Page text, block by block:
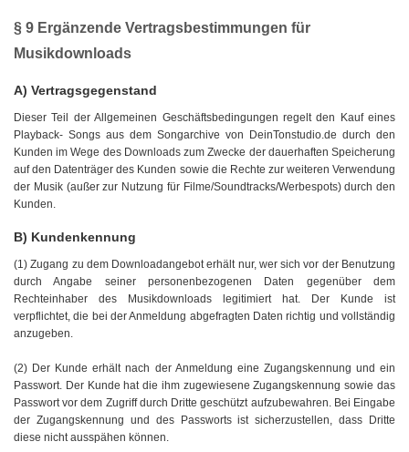
§ 9 Ergänzende Vertragsbestimmungen für
Musikdownloads
A) Vertragsgegenstand
Dieser Teil der Allgemeinen Geschäftsbedingungen regelt den Kauf eines
Playback- Songs aus dem Songarchive von DeinTonstudio.de durch den
Kunden im Wege des Downloads zum Zwecke der dauerhaften Speicherung
auf den Datenträger des Kunden sowie die Rechte zur weiteren Verwendung
der Musik (außer zur Nutzung für Filme/Soundtracks/Werbespots) durch den
Kunden.
B) Kundenkennung
(1) Zugang zu dem Downloadangebot erhält nur, wer sich vor der Benutzung
durch Angabe seiner personenbezogenen Daten gegenüber dem
Rechteinhaber des Musikdownloads legitimiert hat. Der Kunde ist
verpflichtet, die bei der Anmeldung abgefragten Daten richtig und vollständig
anzugeben.
(2) Der Kunde erhält nach der Anmeldung eine Zugangskennung und ein
Passwort. Der Kunde hat die ihm zugewiesene Zugangskennung sowie das
Passwort vor dem Zugriff durch Dritte geschützt aufzubewahren. Bei Eingabe
der Zugangskennung und des Passworts ist sicherzustellen, dass Dritte
diese nicht ausspähen können.